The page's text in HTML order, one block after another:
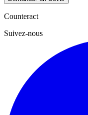
Counteract
Suivez-nous